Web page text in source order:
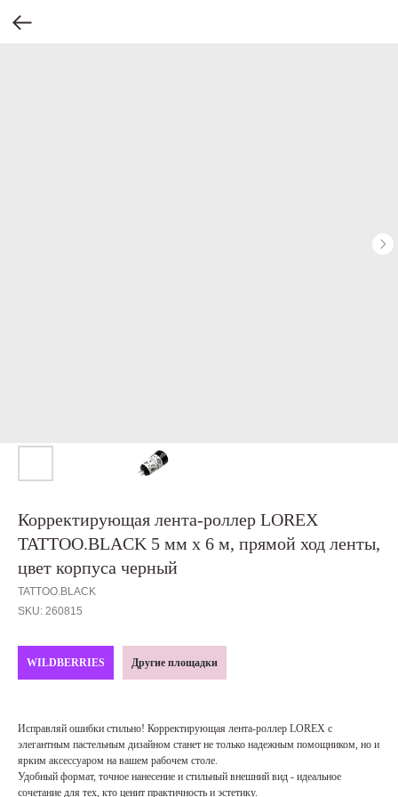
Корректирующая лента-роллер LOREX
TATTOO.BLACK 5 мм х 6 м, прямой ход ленты,
цвет корпуса черный
TATTOO.BLACK
SKU: 260815
WILDBERRIES Другие площадки
Исправляй ошибки стильно! Корректирующая лента-роллер LOREX с
элегантным пастельным дизайном станет не только надежным помощником, но и
ярким аксессуаром на вашем рабочем столе.
Удобный формат, точное нанесение и стильный внешний вид - идеальное
сочетание для тех, кто ценит практичность и эстетику.